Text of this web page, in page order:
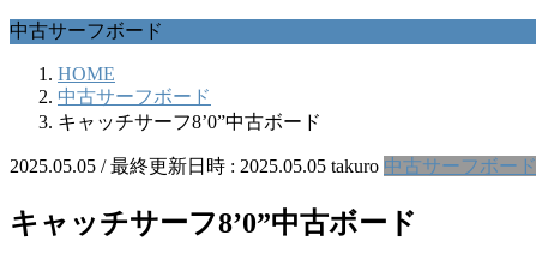
中古サーフボード
HOME
中古サーフボード
キャッチサーフ8’0”中古ボード
2025.05.05 / 最終更新日時 : 2025.05.05 takuro 中古サーフボード
キャッチサーフ8’0”中古ボード